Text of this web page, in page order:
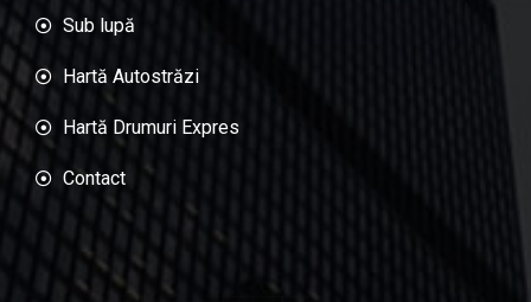
Sub lupă
Hartă Autostrăzi
Hartă Drumuri Expres
Contact